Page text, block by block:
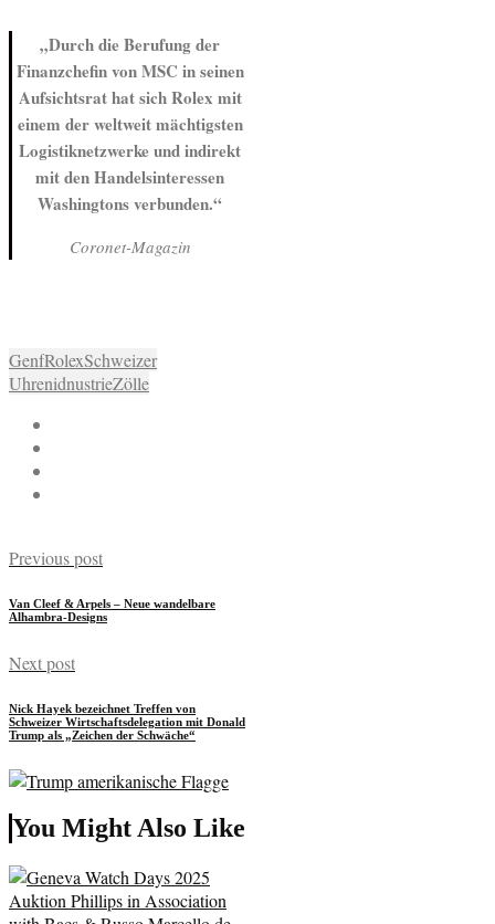
„Durch die Berufung der
Finanzchefin von MSC in seinen
Aufsichtsrat hat sich Rolex mit
einem der weltweit mächtigsten
Logistiknetzwerke und indirekt
mit den Handelsinteressen
Washingtons verbunden.“
Coronet-Magazin
GenfRolexSchweizer
UhrenidnustrieZölle
Previous post
Van Cleef & Arpels – Neue wandelbare
Alhambra-Designs
Next post
Nick Hayek bezeichnet Treffen von
Schweizer Wirtschaftsdelegation mit Donald
Trump als „Zeichen der Schwäche“
You Might Also Like